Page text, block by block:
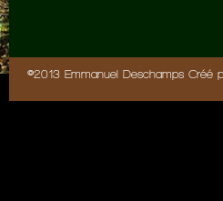
©2013 Emmanuel Deschamps Créé